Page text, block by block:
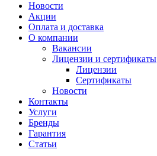
Новости
Акции
Оплата и доставка
О компании
Вакансии
Лицензии и сертификаты
Лицензии
Сертификаты
Новости
Контакты
Услуги
Бренды
Гарантия
Статьи